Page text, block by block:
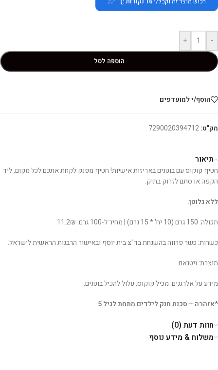
-
+
הוספה לסל
הוסף/י למועדפים
מק"ט:7290020394712
תיאור
חטיף קוקוס עם בוטנים באריזות אישיות! חטיף מפנק לקחת אתכם לכל מקום, ליד
הקפה או סתם לזרוק בתיק.
ללא גלוטן.
תכולה: 150 גרם (10 יח' * 15 גרם) | מחיר ל-100 גרם: 11.2₪
כשרות: כשר פרווה בהשגחת בד"צ בית יוסף ובאישור הרבנות הראשית לישראל.
תוצרת: ויטנאם.
מידע על אלרגנים: מכיל קוקוס. עלול להכיל בוטנים.
*אזהרה – סכנת חנק לילדים מתחת לגיל 5
חוות דעת (0)
משלוח & מידע נוסף